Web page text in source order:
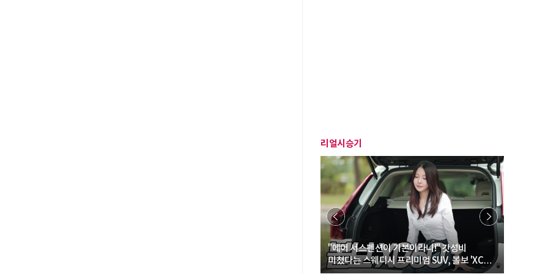
리얼시승기
"에어 서스펜션이 기본이라니!" 갓성비
미쳤다는 스웨디시 프리미엄 SUV, 볼보 'XC60